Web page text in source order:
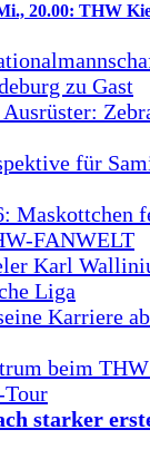
20.00: THW
zu Gast
für
Maskottchen
FANWELT
Karl
Liga
Karriere
beim
Tour
starker